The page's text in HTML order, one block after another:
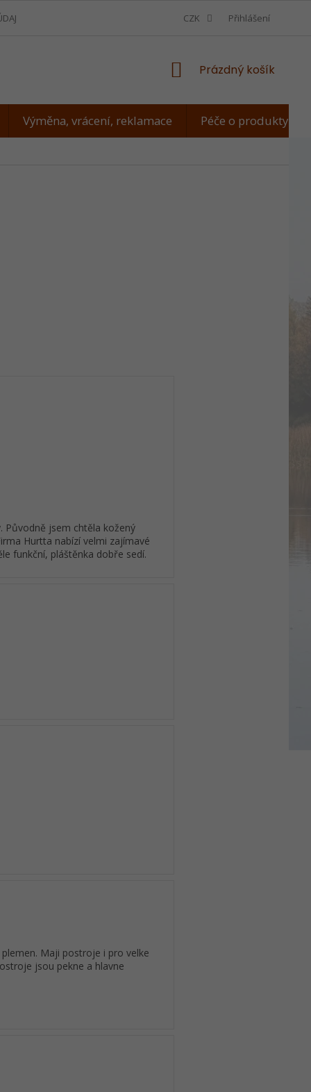
JAK ZMĚŘIT PSA
CZK Přihlášení
NÁKUPNÍ
Prázdný košík
Výměna, vrácení, reklamace Péče o produkty
jsem chtěla kožený
Hurtta nabízí velmi zajímavé
funkční, pláštěnka dobře sedí.
Maji postroje i pro velke
jsou pekne a hlavne